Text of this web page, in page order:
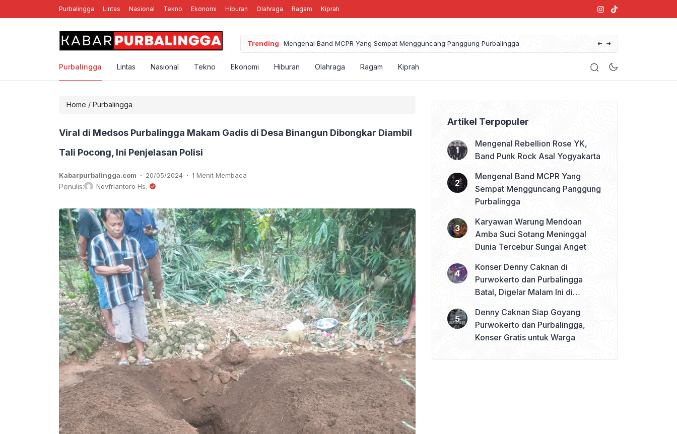
Purbalingga Lintas Nasional Tekno Ekonomi Hiburan Olahraga Ragam Kiprah
Trending
Rebellion Rose YK, Band Punk Rock Asal Yogyakarta Mengenal Band MCPR Yang Sempat Mengguncang Panggung Purbalingga
Purbalingga Lintas Nasional Tekno Ekonomi Hiburan Olahraga Ragam Kiprah
Home / Purbalingga
Viral di Medsos Purbalingga Makam Gadis di Desa Binangun Dibongkar Diambil
Tali Pocong, Ini Penjelasan Polisi
Kabarpurbalingga.com . 20/05/2024 . 1 Menit Membaca
Penulis: Novfriantoro Hs.
Artikel Terpopuler
Mengenal Rebellion Rose YK,
Band Punk Rock Asal Yogyakarta
Mengenal Band MCPR Yang
Sempat Mengguncang Panggung
Purbalingga
Karyawan Warung Mendoan
Amba Suci Sotang Meninggal
Dunia Tercebur Sungai Anget
Konser Denny Caknan di
Purwokerto dan Purbalingga
Batal, Digelar Malam Ini di
Denny Caknan Siap Goyang
Purwokerto dan Purbalingga,
Konser Gratis untuk Warga